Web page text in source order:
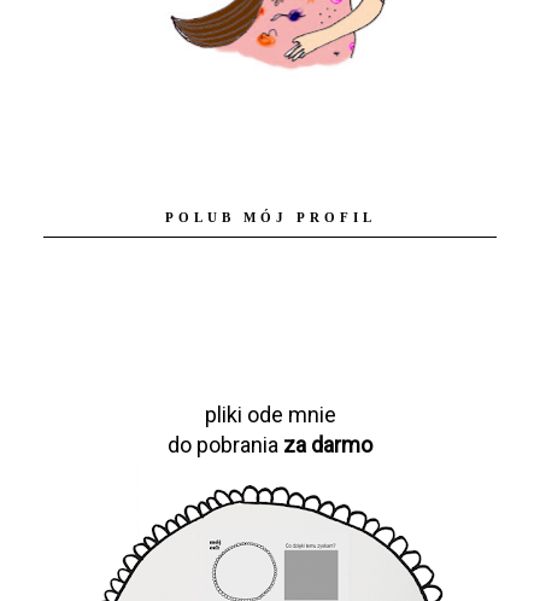
POLUB MÓJ PROFIL
pliki ode mnie
do pobrania za darmo